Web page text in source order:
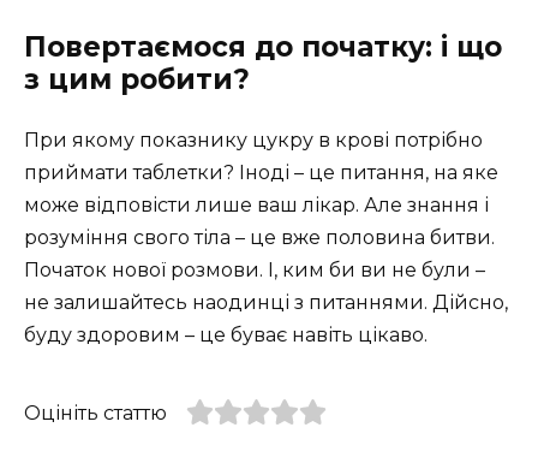
Повертаємося до початку: і що
з цим робити?
При якому показнику цукру в крові потрібно
приймати таблетки? Іноді – це питання, на яке
може відповісти лише ваш лікар. Але знання і
розуміння свого тіла – це вже половина битви.
Початок нової розмови. І, ким би ви не були –
не залишайтесь наодинці з питаннями. Дійсно,
буду здоровим – це буває навіть цікаво.
Оцініть статтю